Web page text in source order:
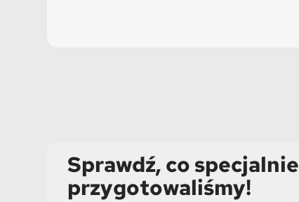
Sprawdź, co specjalnie
przygotowaliśmy!